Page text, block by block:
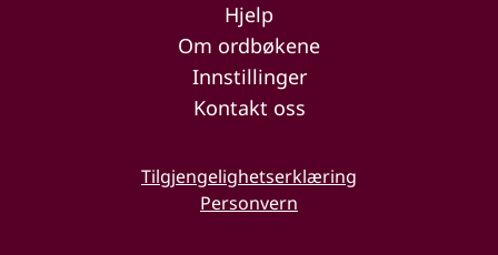
Hjelp
Om ordbøkene
Innstillinger
Kontakt oss
Tilgjengelighetserklæring
Personvern